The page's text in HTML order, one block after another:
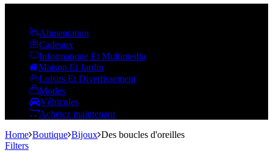
Alimentation
Cadeaux
Informatique Et Multimedia
Maison Et Jardin
Loisirs Et Divertissement
Modes
Véhicules
Achetez maintenant
Home Boutique Bijoux Des boucles d'oreilles
Filters